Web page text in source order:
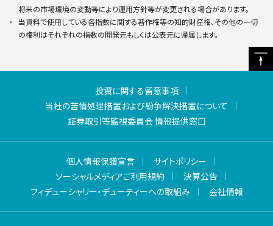
将来の市場環境の変動等により運用方針等が変更される場合があります。
当資料で使用している各指数に関する著作権等の知的財産権、その他の一切
の権利はそれぞれの指数の開発元もしくは公表元に帰属します。
投資に関する留意事項
当社の苦情処理措置および紛争解決措置について
証券取引等監視委員会 情報提供窓口
個人情報保護宣言
サイトポリシー
ソーシャルメディアご利用規約
決算公告
フィデューシャリー・デューティーへの取組み
会社情報